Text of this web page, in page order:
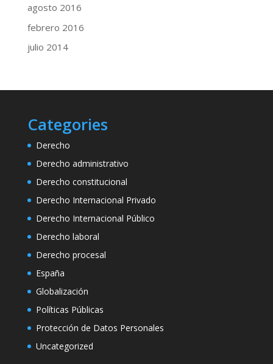
agosto 2016
febrero 2016
julio 2014
Categories
Derecho
Derecho administrativo
Derecho constitucional
Derecho Internacional Privado
Derecho Internacional Público
Derecho laboral
Derecho procesal
España
Globalización
Políticas Públicas
Protección de Datos Personales
Uncategorized